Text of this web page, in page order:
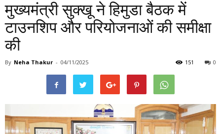
मुख्यमंत्री सुक्खू ने हिमुडा बैठक में
टाउनशिप और परियोजनाओं की समीक्षा
की
By Neha Thakur - 04/11/2025 0
151